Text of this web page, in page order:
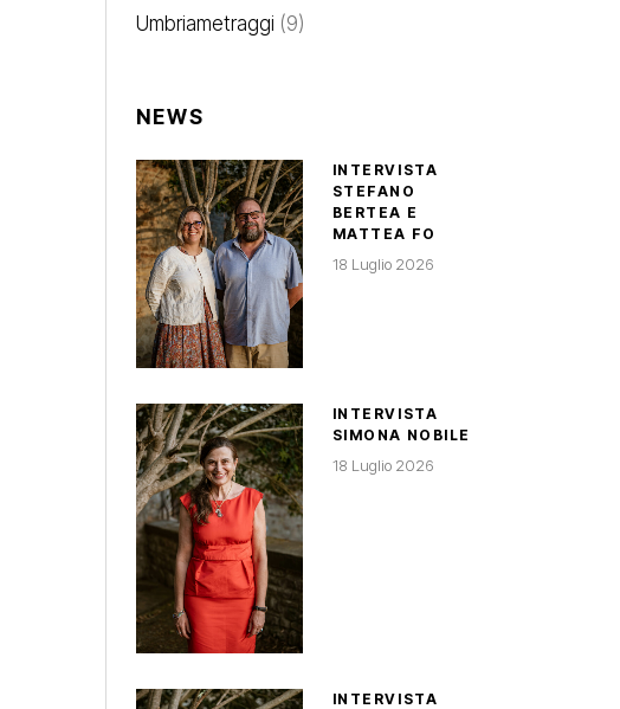
Umbriametraggi (9)
NEWS
INTERVISTA
STEFANO
BERTEA E
MATTEA FO
18 Luglio 2026
INTERVISTA
SIMONA NOBILE
18 Luglio 2026
INTERVISTA